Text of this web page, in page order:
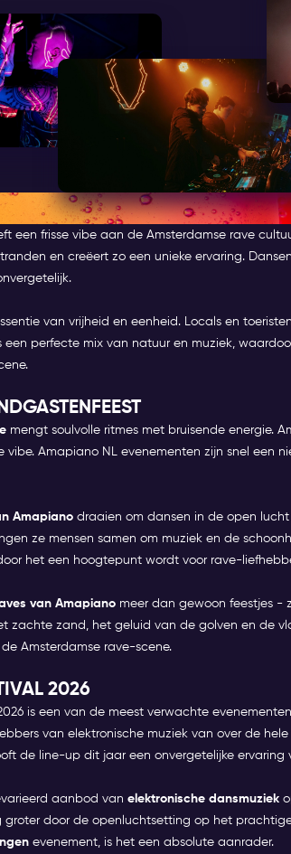
DE BESTE BEACH
een frisse vibe aan de Amsterdamse rave
en creëert zo een unieke ervaring.
van vrijheid en eenheid. Locals en
een perfecte mix van natuur en muziek,
mengt soulvolle ritmes met bruisende energie.
vibe. Amapiano NL evenementen zijn snel een
Amapiano draaien om dansen in de open
ze mensen samen om muziek en de
het een hoogtepunt wordt voor rave-
van Amapiano meer dan gewoon feestjes -
zachte zand, het geluid van de golven en de
Amsterdamse rave-scene.
2026
is een van de meest verwachte
van elektronische muziek van over de
de line-up dit jaar een onvergetelijke ervaring
aanbod van elektronische dansmuziek
door de openluchtsetting op het
evenement, is het een absolute aanrader.